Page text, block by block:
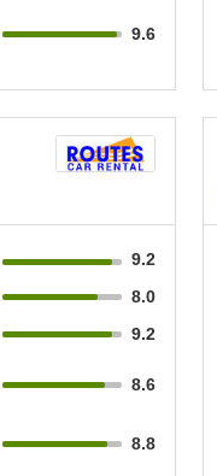
9.6
9.2
8.0
9.2
8.6
8.8